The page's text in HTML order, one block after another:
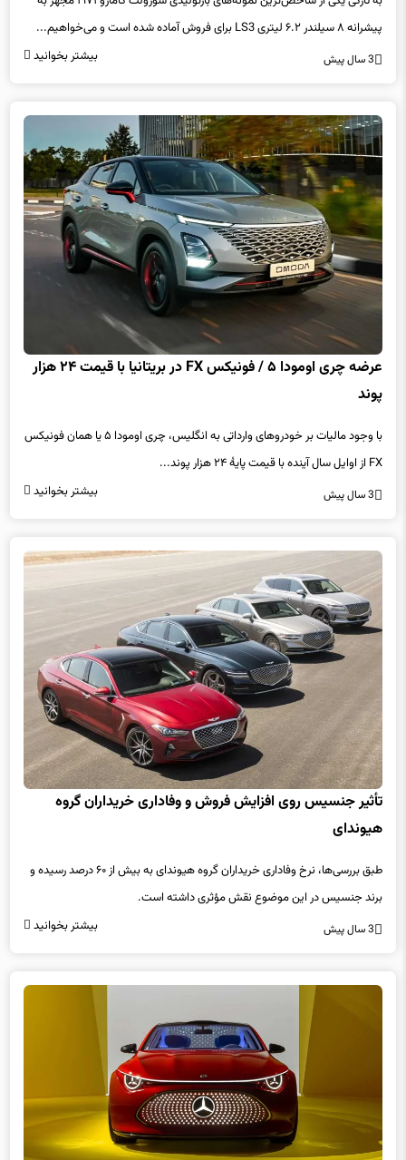
3 سال پیش بیشتر بخوانید
پوند
FX از اوایل سال آینده با قیمت پایهٔ ۲۴ هزار پوند...
3 سال پیش
تأثیر جنسیس روی افزایش فروش و وفاداری خریداران گروه
هیوندای
برند جنسیس در این موضوع نقش مؤثری داشته است.
3 سال پیش